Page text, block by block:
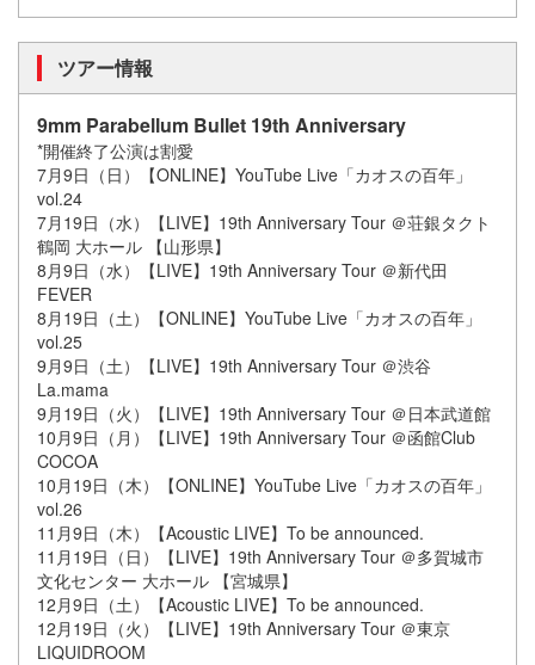
ツアー情報
9mm Parabellum Bullet 19th Anniversary
*開催終了公演は割愛
7月9日（日）【ONLINE】YouTube Live「カオスの百年」
vol.24
7月19日（水）【LIVE】19th Anniversary Tour ＠荘銀タクト
鶴岡 大ホール 【山形県】
8月9日（水）【LIVE】19th Anniversary Tour ＠新代田
FEVER
8月19日（土）【ONLINE】YouTube Live「カオスの百年」
vol.25
9月9日（土）【LIVE】19th Anniversary Tour ＠渋谷
La.mama
9月19日（火）【LIVE】19th Anniversary Tour ＠日本武道館
10月9日（月）【LIVE】19th Anniversary Tour ＠函館Club
COCOA
10月19日（木）【ONLINE】YouTube Live「カオスの百年」
vol.26
11月9日（木）【Acoustic LIVE】To be announced.
11月19日（日）【LIVE】19th Anniversary Tour ＠多賀城市
文化センター 大ホール 【宮城県】
12月9日（土）【Acoustic LIVE】To be announced.
12月19日（火）【LIVE】19th Anniversary Tour ＠東京
LIQUIDROOM